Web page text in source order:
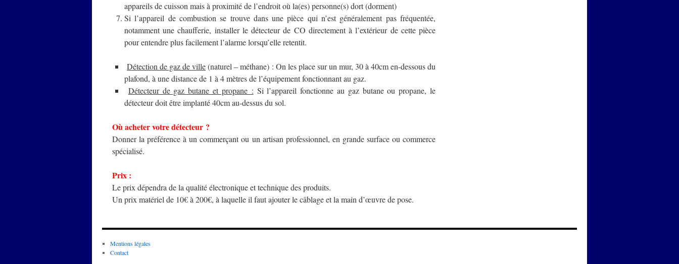
appareils de cuisson mais à proximité de l’endroit où la(es) personne(s) dort (dorment)
Si l’appareil de combustion se trouve dans une pièce qui n’est généralement pas fréquentée,
notamment une chaufferie, installer le détecteur de CO directement à l’extérieur de cette pièce
pour entendre plus facilement l’alarme lorsqu’elle retentit.
Détection de gaz de ville(naturel – méthane) : On les place sur un mur, 30 à 40cm en-dessous du
plafond, à une distance de 1 à 4 mètres de l’équipement fonctionnant au gaz.
Détecteur de gaz butane et propane : Si l’appareil fonctionne au gaz butane ou propane, le
détecteur doit être implanté 40cm au-dessus du sol.
Où acheter votre détecteur ?
Donner la préférence à un commerçant ou un artisan professionnel, en grande surface ou commerce
spécialisé.
Prix :
Le prix dépendra de la qualité électronique et technique des produits.
Un prix matériel de 10€ à 200€, à laquelle il faut ajouter le câblage et la main d’œuvre de pose.
Mentions légales
Contact